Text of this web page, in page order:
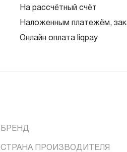
На рассчётный счёт
Наложенным платежём,
Онлайн оплата liqpay
БРЕНД
СТРАНА ПРОИЗВОДИТЕЛЯ